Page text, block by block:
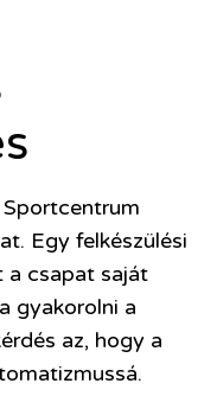
Sportcentrum
Egy felkészülési
a csapat saját
gyakorolni a
az, hogy a